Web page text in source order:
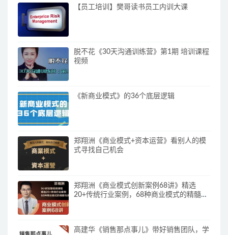
【员工培训】樊哥读书员工内训大课
脱不花《30天沟通训练营》第1期 培训课程
视频
《新商业模式》的36个底层逻辑
郑翔洲《商业模式+资本运营》看别人的模
式寻找自己机会
郑翔洲《商业模式创新案例68讲》精选
20+传统行业案例，68种商业模式的精髓与
高建华《销售那点事儿》带好销售团队，学